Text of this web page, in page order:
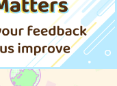
ハッピー？ねこライ